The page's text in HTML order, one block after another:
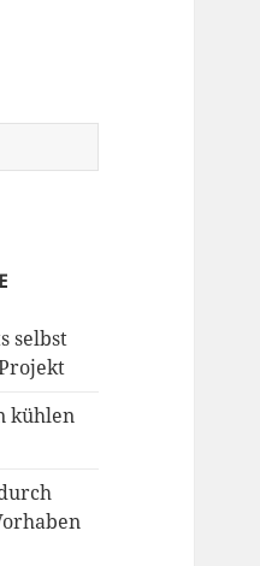
selbst
kühlen